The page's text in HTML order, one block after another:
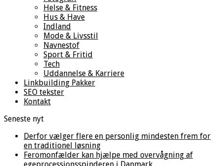
Helse & Fitness
Hus & Have
Indland
Mode & Livsstil
Navnestof
Sport & Fritid
Tech
Uddannelse & Karriere
Linkbuilding Pakker
SEO tekster
Kontakt
Seneste nyt
Derfor vælger flere en personlig mindesten frem for
en traditionel løsning
Feromonfælder kan hjælpe med overvågning af